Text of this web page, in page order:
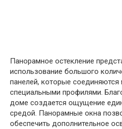
Панорамное остекление
использование большого
панелей, которые
специальными профилями.
доме создается ощущение
средой. Панорамные окна
обеспечить дополнительное